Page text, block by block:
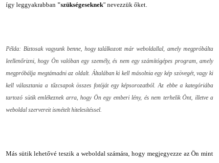
így leggyakrabban "szükségeseknek" nevezzük őket.
Példa: Biztosak vagyunk benne, hogy találkozott már weboldallal, amely megpróbálta
leellenőrizni, hogy Ön valóban egy személy, és nem egy számítógépes program, amely
megpróbálja megtámadni az oldalt. Általában ki kell másolnia egy kép szövegét, vagy ki
kell választania a tűzcsapok összes fotóját egy képsorozatból. Az ebbe a kategóriába
tartozó sütik emlékeznek arra, hogy Ön egy emberi lény, és nem terhelik Önt, illetve a
weboldal szervereit ismételt hitelesítéssel.
Más sütik lehetővé teszik a weboldal számára, hogy megjegyezze az Ön mint